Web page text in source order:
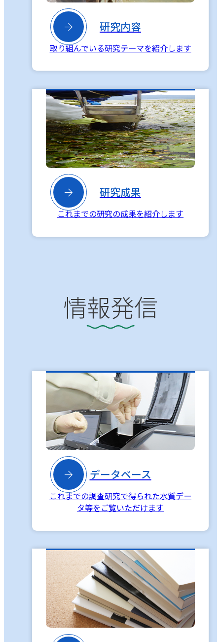
 研究内容
取り組んでいる研究テーマを紹介します
 研究成果
これまでの研究の成果を紹介します
情報発信
 データベース
これまでの調査研究で得られた水質デー
タ等をご覧いただけます